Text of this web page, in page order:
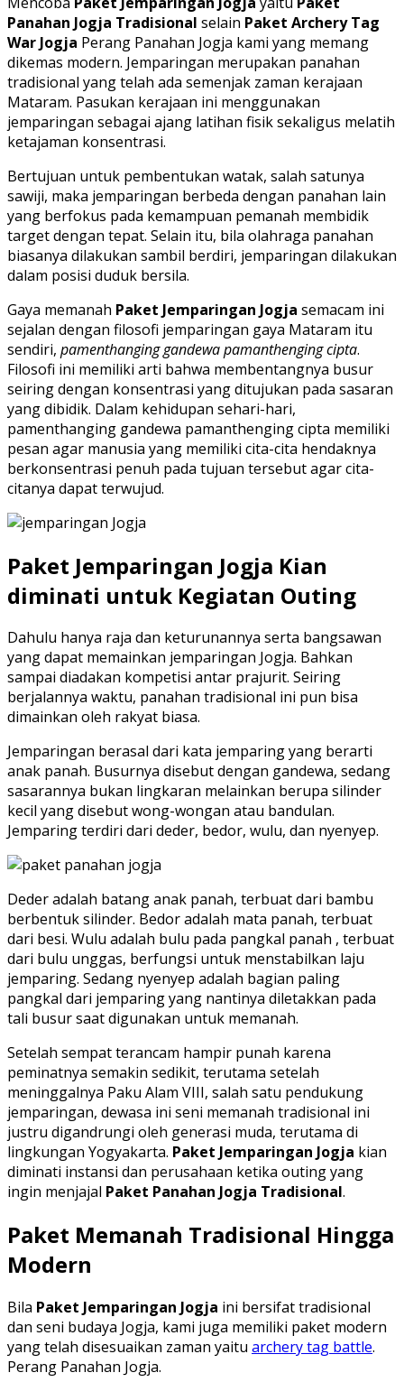
Panahan Jogja Tradisional selain Paket Archery Tag
War Jogja Perang Panahan Jogja kami yang memang
dikemas modern. Jemparingan merupakan panahan
tradisional yang telah ada semenjak zaman kerajaan
Mataram. Pasukan kerajaan ini menggunakan
jemparingan sebagai ajang latihan fisik sekaligus melatih
ketajaman konsentrasi.
Bertujuan untuk pembentukan watak, salah satunya
sawiji, maka jemparingan berbeda dengan panahan lain
yang berfokus pada kemampuan pemanah membidik
target dengan tepat. Selain itu, bila olahraga panahan
biasanya dilakukan sambil berdiri, jemparingan dilakukan
dalam posisi duduk bersila.
Gaya memanah Paket Jemparingan Jogja semacam ini
sejalan dengan filosofi jemparingan gaya Mataram itu
sendiri, pamenthanging gandewa pamanthenging cipta.
Filosofi ini memiliki arti bahwa membentangnya busur
seiring dengan konsentrasi yang ditujukan pada sasaran
yang dibidik. Dalam kehidupan sehari-hari,
pamenthanging gandewa pamanthenging cipta memiliki
pesan agar manusia yang memiliki cita-cita hendaknya
berkonsentrasi penuh pada tujuan tersebut agar cita-
citanya dapat terwujud.
Paket Jemparingan Jogja Kian
diminati untuk Kegiatan Outing
Dahulu hanya raja dan keturunannya serta bangsawan
yang dapat memainkan jemparingan Jogja. Bahkan
sampai diadakan kompetisi antar prajurit. Seiring
berjalannya waktu, panahan tradisional ini pun bisa
dimainkan oleh rakyat biasa.
Jemparingan berasal dari kata jemparing yang berarti
anak panah. Busurnya disebut dengan gandewa, sedang
sasarannya bukan lingkaran melainkan berupa silinder
kecil yang disebut wong-wongan atau bandulan.
Jemparing terdiri dari deder, bedor, wulu, dan nyenyep.
Deder adalah batang anak panah, terbuat dari bambu
berbentuk silinder. Bedor adalah mata panah, terbuat
dari besi. Wulu adalah bulu pada pangkal panah , terbuat
dari bulu unggas, berfungsi untuk menstabilkan laju
jemparing. Sedang nyenyep adalah bagian paling
pangkal dari jemparing yang nantinya diletakkan pada
tali busur saat digunakan untuk memanah.
Setelah sempat terancam hampir punah karena
peminatnya semakin sedikit, terutama setelah
meninggalnya Paku Alam VIII, salah satu pendukung
jemparingan, dewasa ini seni memanah tradisional ini
justru digandrungi oleh generasi muda, terutama di
lingkungan Yogyakarta. Paket Jemparingan Jogja kian
diminati instansi dan perusahaan ketika outing yang
ingin menjajal Paket Panahan Jogja Tradisional.
Paket Memanah Tradisional Hingga
Modern
Bila Paket Jemparingan Jogja ini bersifat tradisional
dan seni budaya Jogja, kami juga memiliki paket modern
yang telah disesuaikan zaman yaitu archery tag battle.
Perang Panahan Jogja.